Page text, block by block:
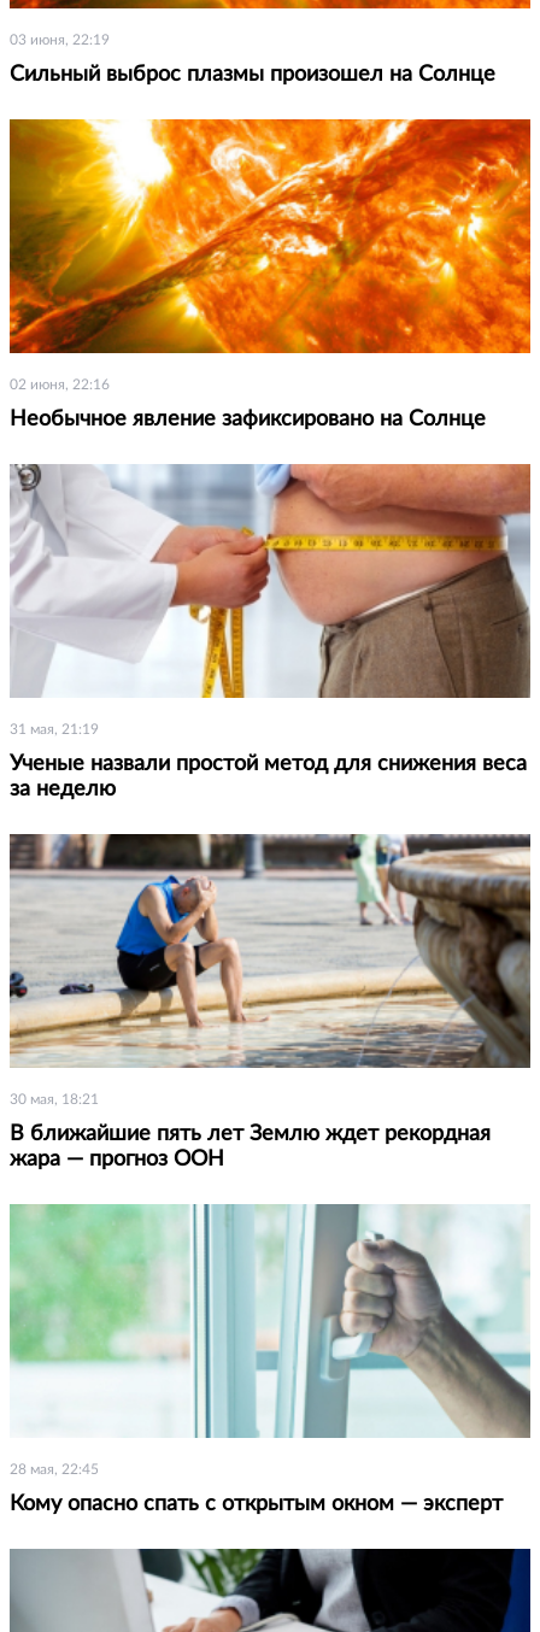
03 июня, 22:19
Сильный выброс плазмы произошел на Солнце
02 июня, 22:16
Необычное явление зафиксировано на Солнце
31 мая, 21:19
Ученые назвали простой метод для снижения веса
за неделю
30 мая, 18:21
В ближайшие пять лет Землю ждет рекордная
жара — прогноз ООН
28 мая, 22:45
Кому опасно спать с открытым окном — эксперт